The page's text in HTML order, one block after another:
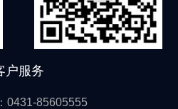
户服务
0431-85605555